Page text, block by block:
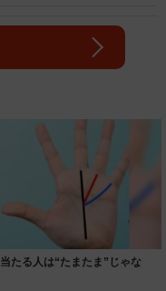
たる人は“たまたま”じゃな